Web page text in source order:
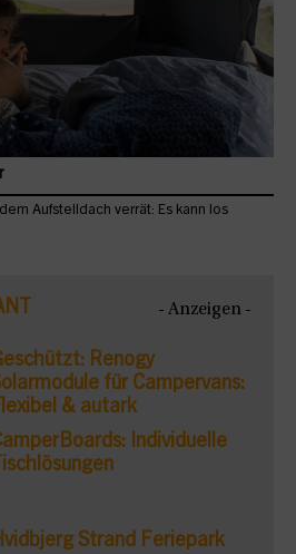
Aufstelldach verrät: Es kann los
- Anzeigen -
Renogy
für Campervans:
& autark
Individuelle
Strand Feriepark